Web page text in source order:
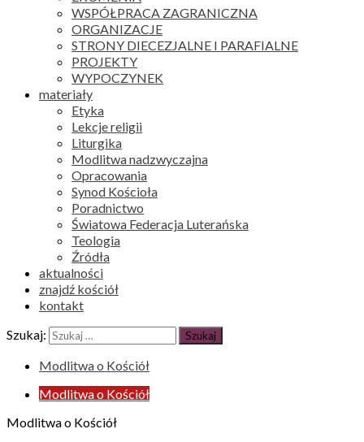
WSPÓŁPRACA ZAGRANICZNA
ORGANIZACJE
STRONY DIECEZJALNE I PARAFIALNE
PROJEKTY
WYPOCZYNEK
materiały
Etyka
Lekcje religii
Liturgika
Modlitwa nadzwyczajna
Opracowania
Synod Kościoła
Poradnictwo
Światowa Federacja Luterańska
Teologia
Źródła
aktualności
znajdź kościół
kontakt
Szukaj:
Modlitwa o Kościół
Modlitwa o Kościół
Modlitwa o Kościół